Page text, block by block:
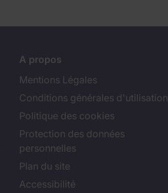
A propos
Mentions Légales
Conditions générales d'utilisation
Politique des cookies
Protection des données
personnelles
Plan du site
Accessibilité